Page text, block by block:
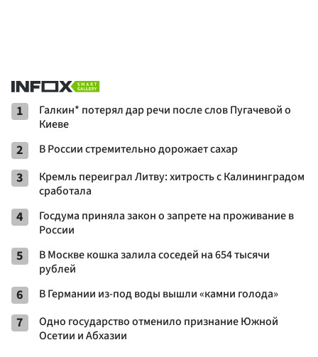
1
Галкин* потерял дар речи после слов Пугачевой о
Киеве
2 В России стремительно дорожает сахар
3
Кремль переиграл Литву: хитрость с Калининградом
сработала
4
Госдума приняла закон о запрете на проживание в
России
5
В Москве кошка залила соседей на 654 тысячи
рублей
6 В Германии из-под воды вышли «камни голода»
7
Одно государство отменило признание Южной
Осетии и Абхазии